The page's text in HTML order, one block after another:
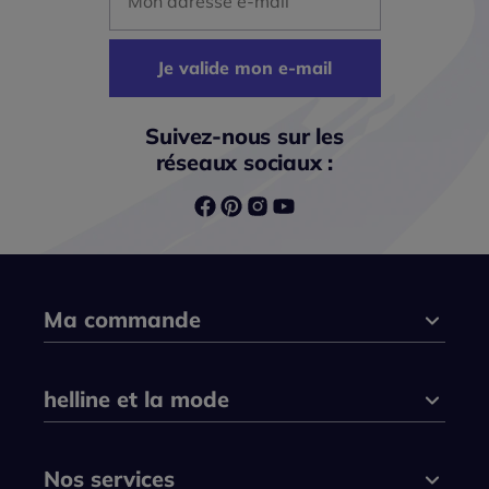
Je valide mon e-mail
Suivez-nous sur les
réseaux sociaux :
Ma commande
helline et la mode
Nos services